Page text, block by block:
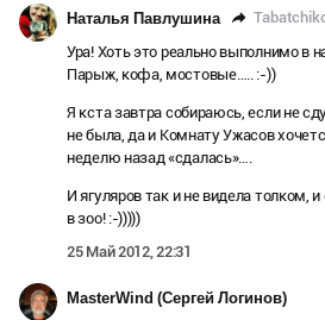
Наталья Павлушина
Ура! Хоть это реально выполнимо в
Парыж, кофа, мостовые….. :-))
Я кста завтра собираюсь, если не
не была, да и Комнату Ужасов
неделю назад «сдалась»….
И ягуляров так и не видела толком,
в зоо! :-)))))
25 Май 2012, 22:31
MasterWind (Сергей Логинов)